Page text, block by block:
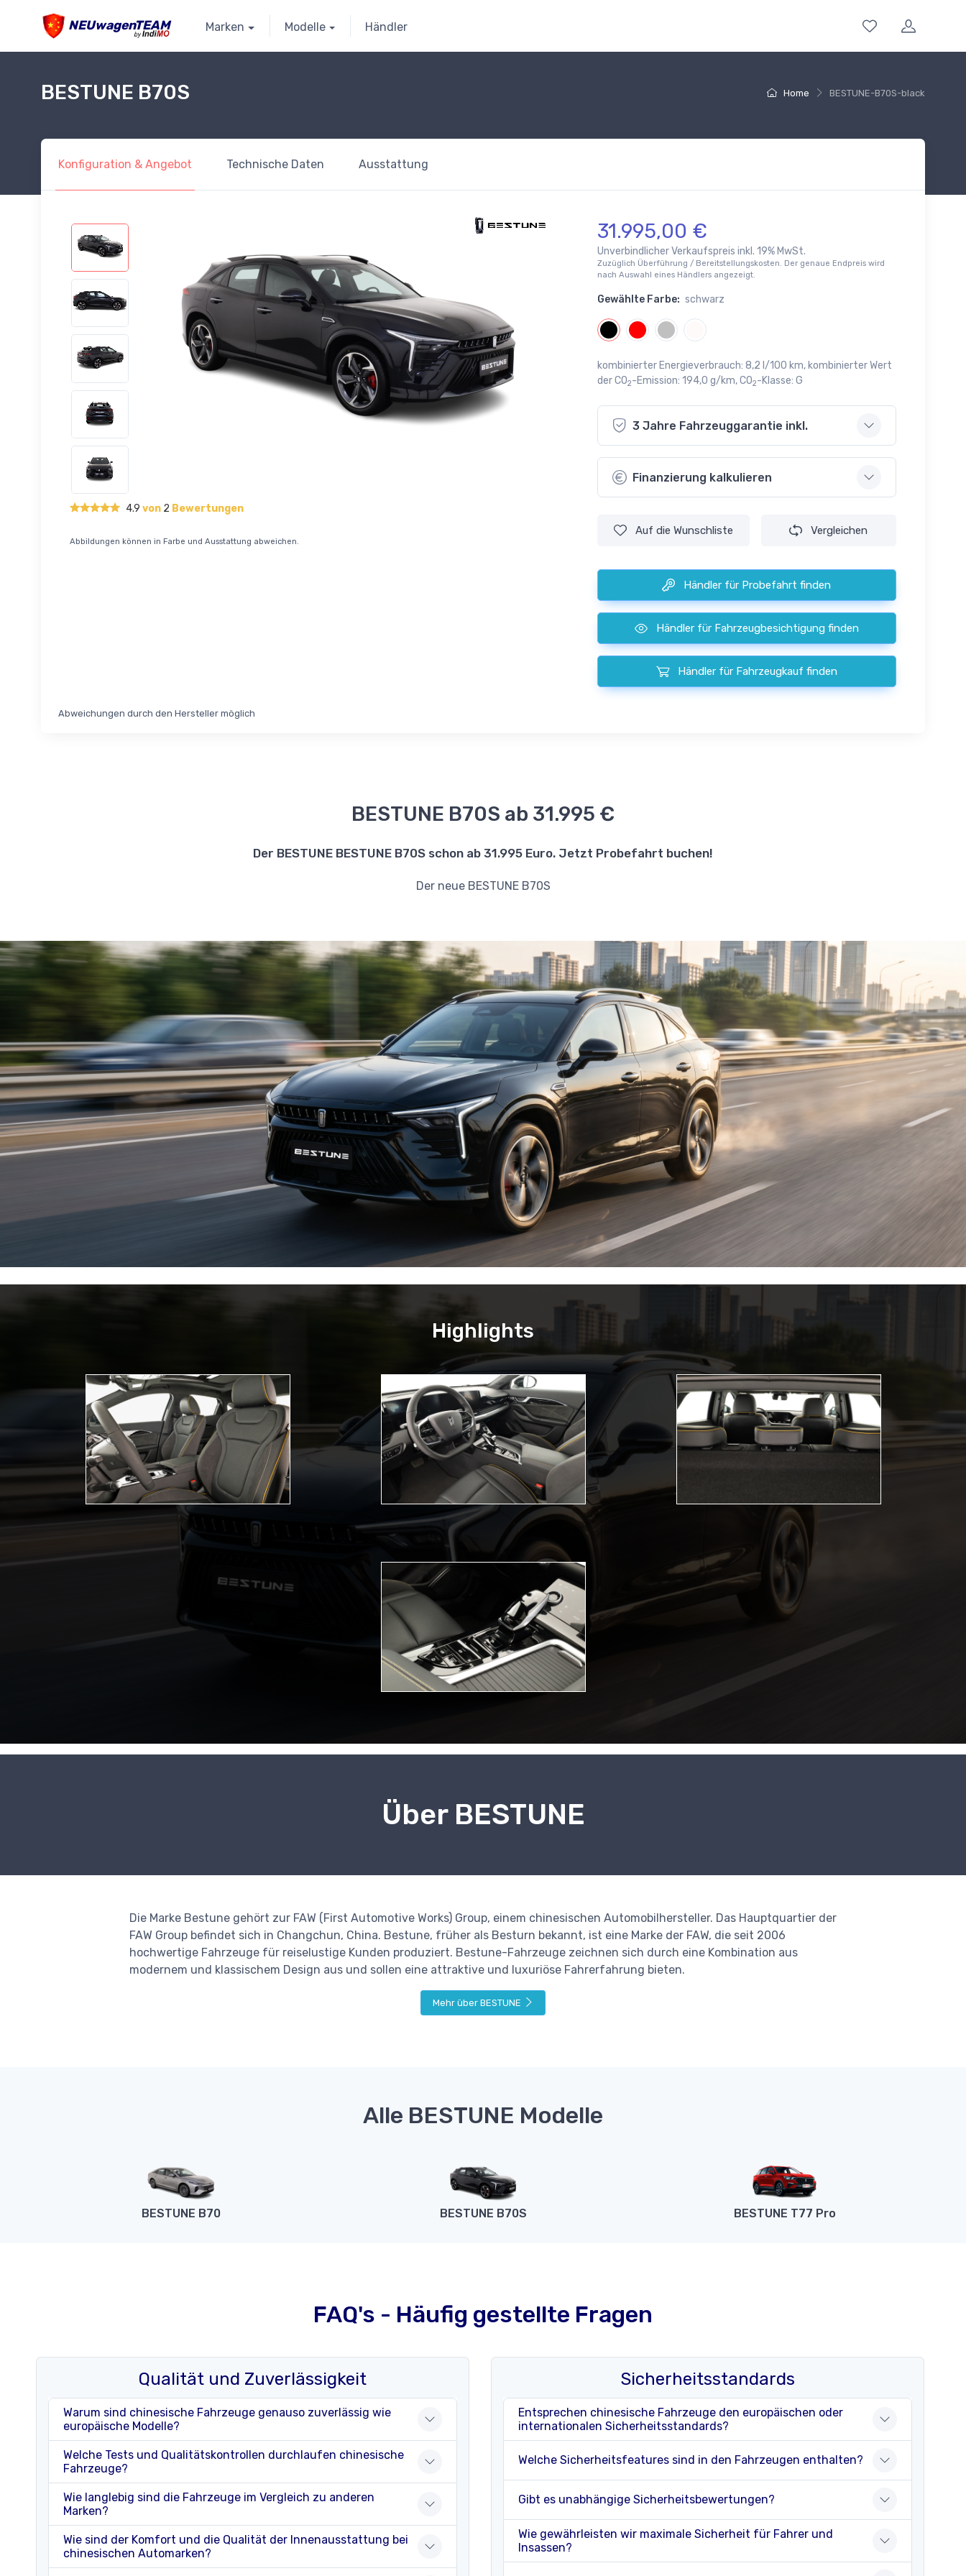
NEUwagenTEAM Marken Modelle Händler
Home BESTUNE-B70S-black
BESTUNE B70S
Konfiguration & Angebot Technische Daten Ausstattung
4.9 von 2 Bewertungen
Abbildungen können in Farbe und Ausstattung abweichen.
31.995,00 €
Unverbindlicher Verkaufspreis inkl. 19% MwSt.
Zuzüglich Überführung / Bereitstellungskosten. Der genaue Endpreis wird
nach Auswahl eines Händlers angezeigt.
Gewählte Farbe: schwarz
kombinierter Energieverbrauch: 8,2 l/100 km, kombinierter Wert
der CO2-Emission: 194,0 g/km, CO2-Klasse: G
3 Jahre Fahrzeuggarantie inkl.
Finanzierung kalkulieren
Auf die Wunschliste Vergleichen
Händler für Probefahrt finden
Händler für Fahrzeugbesichtigung finden
Händler für Fahrzeugkauf finden
Abweichungen durch den Hersteller möglich
BESTUNE B70S ab 31.995 €
Der BESTUNE BESTUNE B70S schon ab 31.995 Euro. Jetzt Probefahrt buchen!
Der neue BESTUNE B70S
Highlights
Über BESTUNE
Die Marke Bestune gehört zur FAW (First Automotive Works) Group, einem chinesischen Automobilhersteller. Das Hauptquartier der
FAW Group befindet sich in Changchun, China. Bestune, früher als Besturn bekannt, ist eine Marke der FAW, die seit 2006
hochwertige Fahrzeuge für reiselustige Kunden produziert. Bestune-Fahrzeuge zeichnen sich durch eine Kombination aus
modernem und klassischem Design aus und sollen eine attraktive und luxuriöse Fahrerfahrung bieten.
Mehr über BESTUNE
Alle BESTUNE Modelle
BESTUNE B70 BESTUNE B70S BESTUNE T77 Pro
FAQ's - Häufig gestellte Fragen
Qualität und Zuverlässigkeit
Warum sind chinesische Fahrzeuge genauso zuverlässig wie
europäische Modelle?
Welche Tests und Qualitätskontrollen durchlaufen chinesische
Fahrzeuge?
Wie langlebig sind die Fahrzeuge im Vergleich zu anderen
Marken?
Wie sind der Komfort und die Qualität der Innenausstattung bei
chinesischen Automarken?
Sicherheitsstandards
Entsprechen chinesische Fahrzeuge den europäischen oder
internationalen Sicherheitsstandards?
Welche Sicherheitsfeatures sind in den Fahrzeugen enthalten?
Gibt es unabhängige Sicherheitsbewertungen?
Wie gewährleisten wir maximale Sicherheit für Fahrer und
Insassen?